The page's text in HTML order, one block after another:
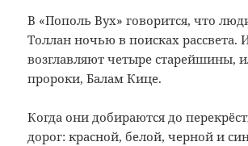
В «Пополь Вух» говорится, что
Толлан ночью в поисках рассвета.
возглавляют четыре старейшины,
пророки, Балам Кице.
Когда они добираются до
дорог: красной, белой, черной и